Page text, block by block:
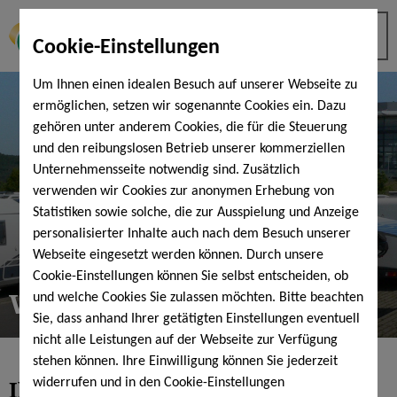
Cookie-Einstellungen
Um Ihnen einen idealen Besuch auf unserer Webseite zu
ermöglichen, setzen wir sogenannte Cookies ein. Dazu
gehören unter anderem Cookies, die für die Steuerung
und den reibungslosen Betrieb unserer kommerziellen
Unternehmensseite notwendig sind. Zusätzlich
verwenden wir Cookies zur anonymen Erhebung von
Statistiken sowie solche, die zur Ausspielung und Anzeige
personalisierter Inhalte auch nach dem Besuch unserer
Webseite eingesetzt werden können. Durch unsere
Cookie-Einstellungen können Sie selbst entscheiden, ob
und welche Cookies Sie zulassen möchten. Bitte beachten
Sie, dass anhand Ihrer getätigten Einstellungen eventuell
nicht alle Leistungen auf der Webseite zur Verfügung
stehen können. Ihre Einwilligung können Sie jederzeit
widerrufen und in den Cookie-Einstellungen
WoMo Stellplatz
Ihr Wohnmobilstellplatzan der